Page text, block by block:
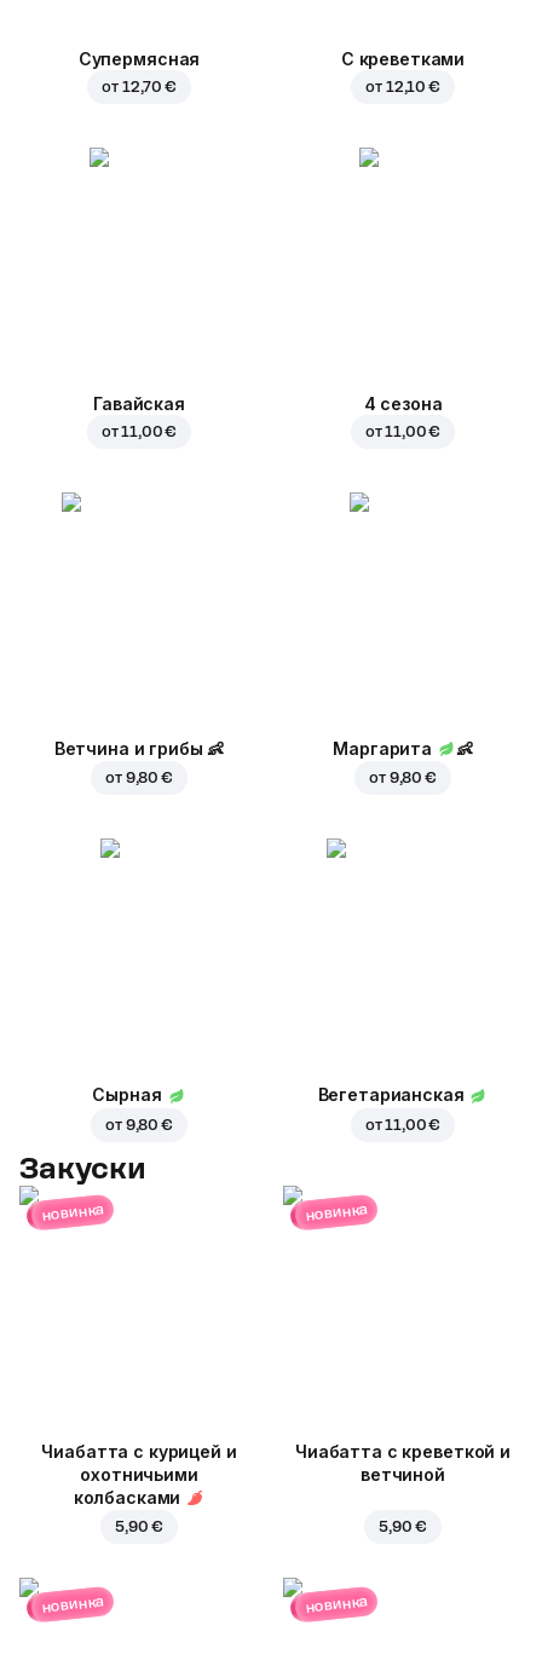
Супермясная
от 12,70 €
С креветками
от 12,10 €
Гавайская
от11,00 €
4 сезона
от11,00 €
Ветчина и грибы 👶
от 9,80 €
Маргарита 👶
от 9,80 €
Сырная
от 9,80 €
Вегетарианская
от11,00 €
Закуски
новинка
Чиабатта с курицей и
охотничьими
колбасками
5,90 €
новинка
Чиабатта с креветкой и
ветчиной
5,90 €
новинка новинка